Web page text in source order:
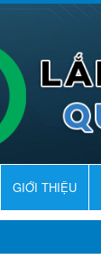
GIỚI THIỆU